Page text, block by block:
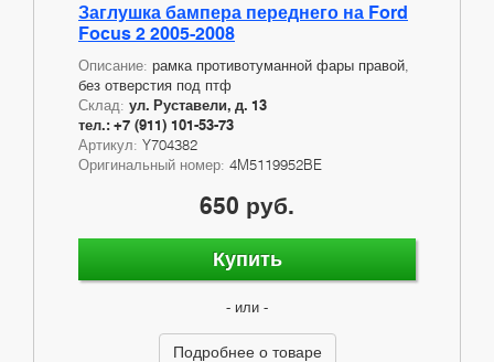
Заглушка бампера переднего на Ford
Focus 2 2005-2008
Описание: рамка противотуманной фары правой,
без отверстия под птф
Склад: ул. Руставели, д. 13
тел.: +7 (911) 101-53-73
Артикул: Y704382
Оригинальный номер: 4M5119952BE
650 руб.
Купить
- или -
Подробнее о товаре